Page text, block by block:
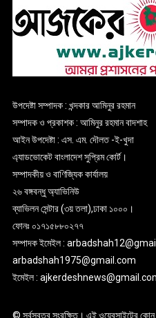
উপদেষ্টা সম্পাদক : খন্দকার আমিনুর রহমান
সম্পাদক ও প্রকাশক : আমিনুর রহমান বাদশাহ
আইন উপদেষ্টা : এস. এম. দৌলত -ই-খুদা
এ্যাডভোকেট বাংলাদেশ সুপ্রিম কোর্ট।
সম্পাদকীয় ও বাণিজ্যিক কার্যালয়
২৬ বঙ্গবন্ধু অ্যাভিনিউ
ব্যাভিলন সেন্টার (৩য় তলা),ঢাকা ১০০০।
ফোনঃ ০১৭১৫৮৮০২৭৭
সম্পাদক ইমেইল :
arbadshah1975@gmail.com
ইমেইল :
© সর্বস্বত্ব সংরক্ষিত। এই ওয়েবসাইটের কোন